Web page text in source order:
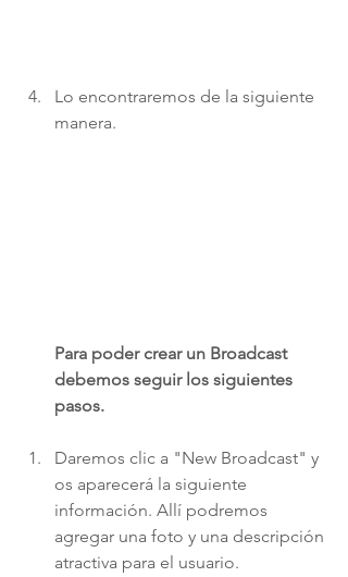
Lo encontraremos de la siguiente
manera.
Para poder crear un Broadcast
debemos seguir los siguientes
pasos.
Daremos clic a "New Broadcast" y
os aparecerá la siguiente
información. Allí podremos
agregar una foto y una descripción
atractiva para el usuario.